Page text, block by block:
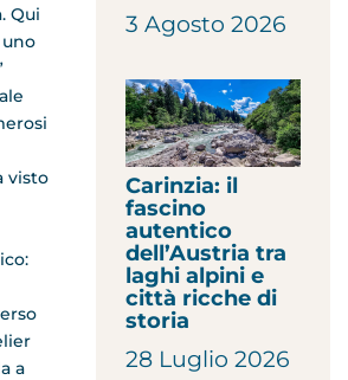
Qui
visto
a
3 Agosto 2026
Carinzia: il
fascino
autentico
dell’Austria tra
laghi alpini e
città ricche di
storia
28 Luglio 2026